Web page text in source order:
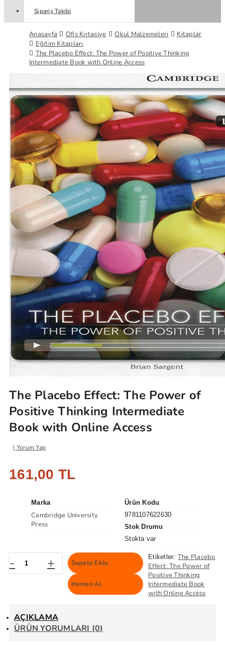
Sipariş Takibi
Anasayfa Ofis Kırtasiye Okul Malzemeleri
Kitaplar
Eğitim Kitapları
The Placebo Effect: The Power of Positive Thinking
Intermediate Book with Online Access
The Placebo Effect: The Power of
Positive Thinking Intermediate
Book with Online Access
Yorum Yap
161,00 TL
Marka
Cambridge University
Press
Ürün Kodu
9781107622630
Stok Drumu
Stokta var
- + Sepete Ekle
Hemen Al
Etiketler: The Placebo
Effect: The Power of
Positive Thinking
Intermediate Book
with Online Access
AÇIKLAMA
ÜRÜN YORUMLARI (0)